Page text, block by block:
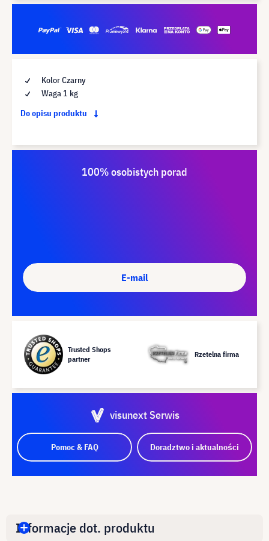
Kolor Czarny
Waga 1 kg
Do opisu produktu
100% osobistych porad
E-mail
Trusted Shops
partner
Rzetelna firma
visunext Serwis
Pomoc & FAQ Doradztwo i aktualności
Informacje dot. produktu